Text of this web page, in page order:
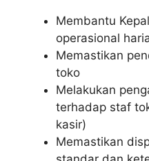
Membantu
operasional
Memastikan
toko
Melakukan
terhadap staf
kasir)
Memastikan